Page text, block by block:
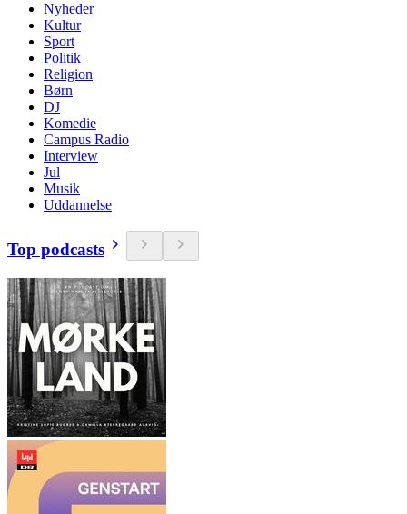
Nyheder
Kultur
Sport
Politik
Religion
Børn
DJ
Komedie
Campus Radio
Interview
Jul
Musik
Uddannelse
Top podcasts